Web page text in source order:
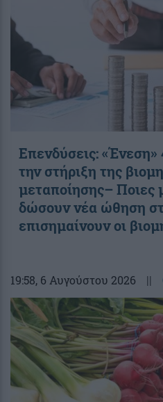
Επενδύσεις: «Ένεση»
την στήριξη της
μεταποίησης– Ποιες
δώσουν νέα ώθηση
επισημαίνουν οι
19:58, 6 Αυγούστου 2026 ||